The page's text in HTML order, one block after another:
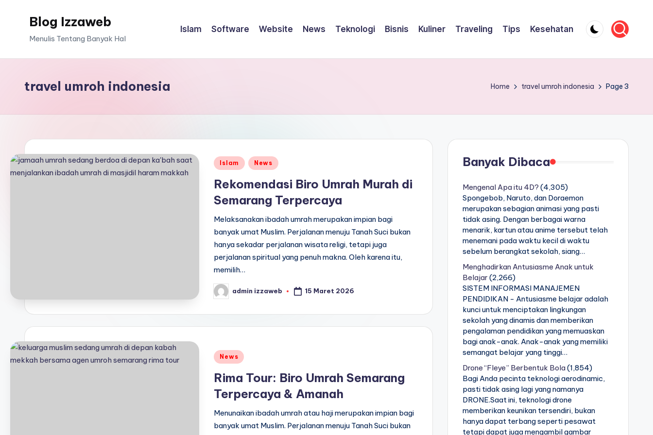
Blog Izzaweb
Menulis Tentang Banyak Hal
Islam Software Website News Teknologi Bisnis Kuliner Traveling Tips Kesehatan
travel umroh indonesia Home travel umroh indonesia Page 3
Posted
Islam News
Rekomendasi Biro Umrah Murah di
Semarang Terpercaya
Melaksanakan ibadah umrah merupakan impian bagi
banyak umat Muslim. Perjalanan menuju Tanah Suci bukan
hanya sekadar perjalanan wisata religi, tetapi juga
perjalanan spiritual yang penuh makna. Oleh karena itu,
memilih…
Posted
by
admin izzaweb 15 Maret 2026
Posted
News
Rima Tour: Biro Umrah Semarang
Terpercaya & Amanah
Menunaikan ibadah umrah atau haji merupakan impian bagi
banyak umat Muslim. Perjalanan menuju Tanah Suci bukan
Banyak Dibaca
Mengenal Apa itu 4D? (4,305)
Spongebob, Naruto, dan Doraemon
merupakan sebagian animasi yang pasti
tidak asing. Dengan berbagai warna
menarik, kartun atau anime tersebut telah
menemani pada waktu kecil di waktu
sebelum berangkat sekolah, siang…
Menghadirkan Antusiasme Anak untuk
Belajar (2,266)
SISTEM INFORMASI MANAJEMEN
PENDIDIKAN - Antusiasme belajar adalah
kunci untuk menciptakan lingkungan
sekolah yang dinamis dan memberikan
pengalaman pendidikan yang memuaskan
bagi anak-anak. Anak-anak yang memiliki
semangat belajar yang tinggi…
Drone “Fleye” Berbentuk Bola(1,854)
Bagi Anda pecinta teknologi aerodinamic,
pasti tidak asing lagi yang namanya
DRONE.Saat ini, teknologi drone
memberikan keunikan tersendiri, bukan
hanya dapat terbang seperti pesawat
tetapi dapat juga mengambil gambar